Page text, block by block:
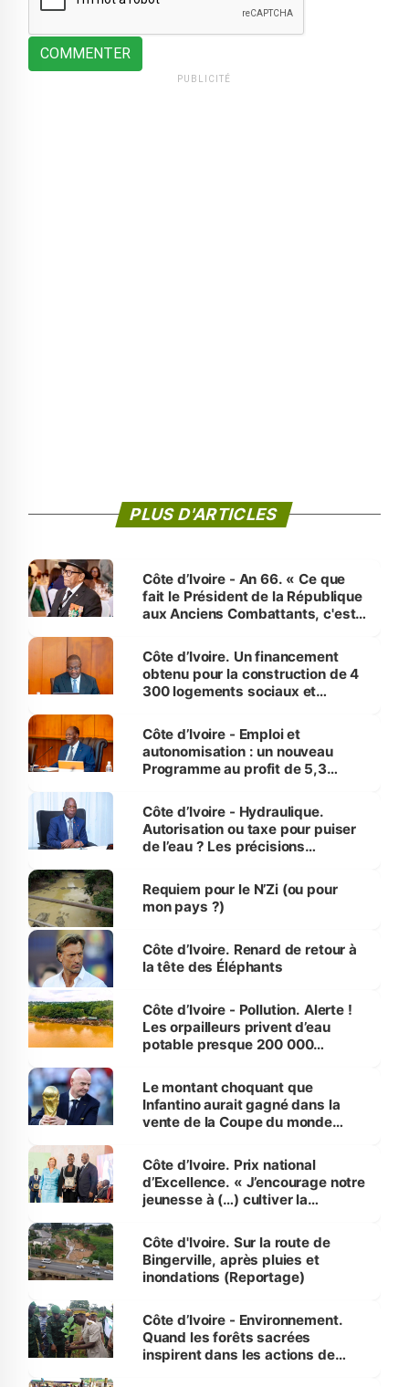
COMMENTER
PUBLICITÉ
PLUS D'ARTICLES
Côte d’Ivoire - An 66. « Ce que
fait le Président de la République
aux Anciens Combattants, c'est
Côte d’Ivoire. Un financement
obtenu pour la construction de 4
300 logements sociaux et
et Yamoussoukro
Côte d’Ivoire - Emploi et
autonomisation : un nouveau
Programme au profit de 5,3
Côte d’Ivoire - Hydraulique.
Autorisation ou taxe pour puiser
de l’eau ? Les précisions
Requiem pour le N’Zi (ou pour
mon pays ?)
Côte d’Ivoire. Renard de retour à
la tête des Éléphants
Côte d’Ivoire - Pollution. Alerte !
Les orpailleurs privent d’eau
potable presque 200 000
Le montant choquant que
Infantino aurait gagné dans la
vente de la Coupe du monde
Côte d’Ivoire. Prix national
d’Excellence. « J’encourage notre
jeunesse à (…) cultiver la
(Alassane Ouattara
Côte d'Ivoire. Sur la route de
Bingerville, après pluies et
inondations (Reportage)
Côte d’Ivoire - Environnement.
Quand les forêts sacrées
inspirent dans les actions de